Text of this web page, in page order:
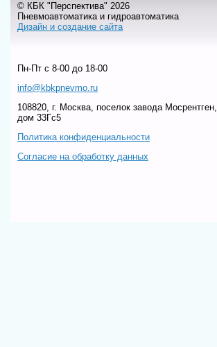
© КБК "Перспектива" 2026
Пневмоавтоматика и гидроавтоматика
Дизайн и создание сайта
Пн-Пт c 8-00 до 18-00
info@kbkpnevmo.ru
108820, г. Москва, поселок завода Мосрентген,
дом 33Гс5
Политика конфиденциальности
Согласие на обработку данных